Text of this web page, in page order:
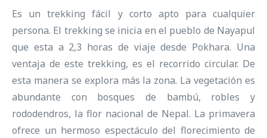
Es un trekking fácil y corto apto para cualquier
persona. El trekking se inicia en el pueblo de Nayapul
que esta a 2,3 horas de viaje desde Pokhara. Una
ventaja de este trekking, es el recorrido circular. De
esta manera se explora más la zona. La vegetación es
abundante con bosques de bambú, robles y
rododendros, la flor nacional de Nepal. La primavera
ofrece un hermoso espectáculo del florecimiento de